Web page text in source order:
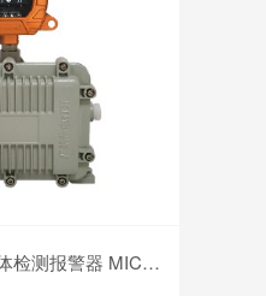
在线式二氧化硫气体检测报警器 MIC-600-SO2